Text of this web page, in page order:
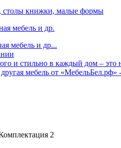
столы книжки, малые формы
мебель и др.
мебель и др...
и стильно в каждый дом – это
мебель от «МебельБел.рф» -
2